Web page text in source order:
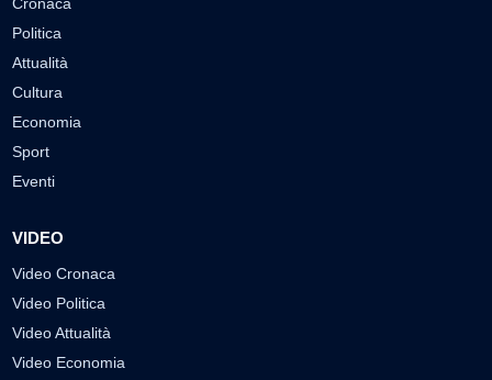
Politica
Attualità
Cultura
Economia
Sport
Eventi
VIDEO
Video Cronaca
Video Politica
Video Attualità
Video Economia